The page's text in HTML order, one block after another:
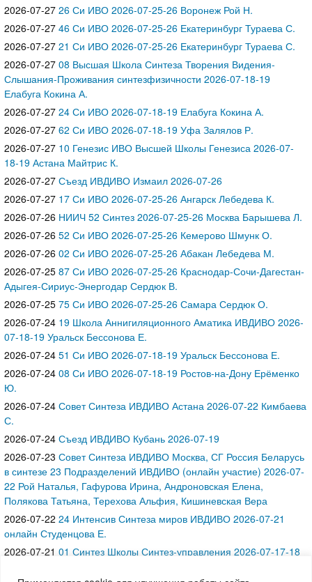
2026-07-27 26 Си ИВО 2026-07-25-26 Воронеж Рой Н.
2026-07-27 46 Си ИВО 2026-07-25-26 Екатеринбург Тураева С.
2026-07-27 21 Си ИВО 2026-07-25-26 Екатеринбург Тураева С.
2026-07-27 08 Высшая Школа Синтеза Творения Видения-
Слышания-Проживания синтезфизичности 2026-07-18-19
Елабуга Кокина А.
2026-07-27 24 Си ИВО 2026-07-18-19 Елабуга Кокина А.
2026-07-27 62 Си ИВО 2026-07-18-19 Уфа Залялов Р.
2026-07-27 10 Генезис ИВО Высшей Школы Генезиса 2026-07-
18-19 Астана Майтрис К.
2026-07-27 Съезд ИВДИВО Измаил 2026-07-26
2026-07-27 17 Си ИВО 2026-07-25-26 Ангарск Лебедева К.
2026-07-26 НИИЧ 52 Синтез 2026-07-25-26 Москва Барышева Л.
2026-07-26 52 Си ИВО 2026-07-25-26 Кемерово Шмунк О.
2026-07-26 02 Си ИВО 2026-07-25-26 Абакан Лебедева М.
2026-07-25 87 Си ИВО 2026-07-25-26 Краснодар-Сочи-Дагестан-
Адыгея-Сириус-Энергодар Сердюк В.
2026-07-25 75 Си ИВО 2026-07-25-26 Самара Сердюк О.
2026-07-24 19 Школа Аннигиляционного Аматика ИВДИВО 2026-
07-18-19 Уральск Бессонова Е.
2026-07-24 51 Си ИВО 2026-07-18-19 Уральск Бессонова Е.
2026-07-24 08 Си ИВО 2026-07-18-19 Ростов-на-Дону Ерёменко
Ю.
2026-07-24 Совет Синтеза ИВДИВО Астана 2026-07-22 Кимбаева
С.
2026-07-24 Съезд ИВДИВО Кубань 2026-07-19
2026-07-23 Совет Синтеза ИВДИВО Москва, СГ Россия Беларусь
в синтезе 23 Подразделений ИВДИВО (онлайн участие) 2026-07-
22 Рой Наталья, Гафурова Ирина, Андроновская Елена,
Полякова Татьяна, Терехова Альфия, Кишиневская Вера
2026-07-22 24 Интенсив Синтеза миров ИВДИВО 2026-07-21
онлайн Студенцова Е.
2026-07-21 01 Синтез Школы Синтез-управления 2026-07-17-18